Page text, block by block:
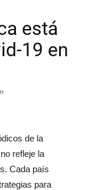
está
19 en
de la
refleje la
Cada país
para